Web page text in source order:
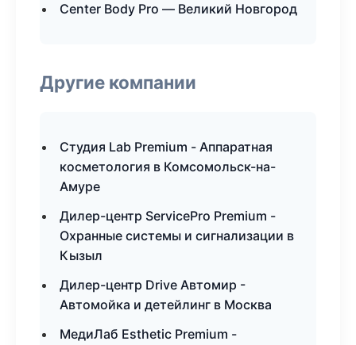
Center Body Pro — Великий Новгород
Другие компании
Студия Lab Premium - Аппаратная
косметология в Комсомольск-на-
Амуре
Дилер-центр ServicePro Premium -
Охранные системы и сигнализации в
Кызыл
Дилер-центр Drive Автомир -
Автомойка и детейлинг в Москва
МедиЛаб Esthetic Premium -